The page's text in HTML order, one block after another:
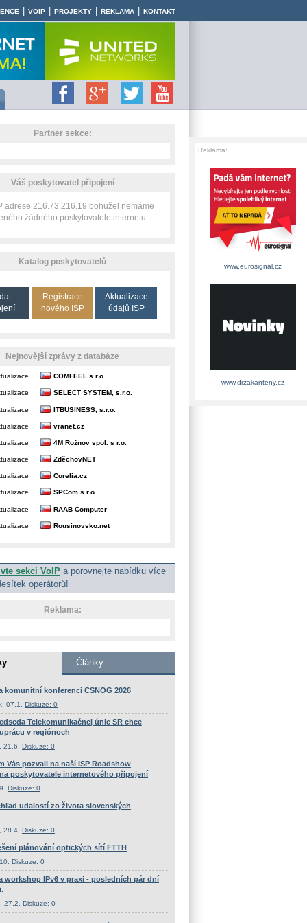
VOIP PROJEKTY REKLAMA KONTAKT
Partner sekce:
Váš poskytovatel připojení
adrese 216.73.216.19 bohužel nemáme
žádného poskytovatele internetu.
Katalog poskytovatelů
Registrace
nového ISP
Aktualizace
údajů ISP
Nejnovější zprávy z databáze
COMFEEL s.r.o.
SELECT SYSTEM, s.r.o.
ITBUSINESS, s.r.o.
vranet.cz
4M Rožnov spol. s r.o.
ZděchovNET
Corelia.cz
SPCom s.r.o.
RAAB Computer
Rousinovsko.net
sekci VoIP a porovnejte nabídku více
operátorů!
Reklama:
Reklama:
www.eurosignal.cz
www.drzakanteny.cz